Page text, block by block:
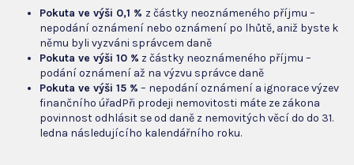
Pokuta ve výši 0,1 % z částky neoznámeného příjmu –
nepodání oznámení nebo oznámení po lhůtě, aniž byste k
němu byli vyzváni správcem daně
Pokuta ve výši 10 % z částky neoznámeného příjmu –
podání oznámení až na výzvu správce daně
Pokuta ve výši 15 % – nepodání oznámení a ignorace výzev
finančního úřadPři prodeji nemovitosti máte ze zákona
povinnost odhlásit se od daně z nemovitých věcí do do 31.
ledna následujícího kalendářního roku.